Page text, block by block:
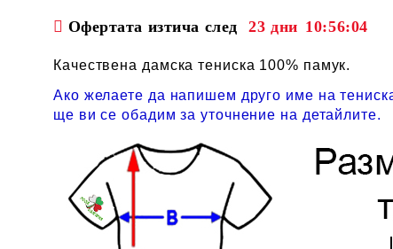
Офертата изтича след 23 дни 10:56:03
Качествена дамска тениска 100% памук.
Ако желаете да напишем друго име на
ще ви се обадим за уточнение на детайлите.